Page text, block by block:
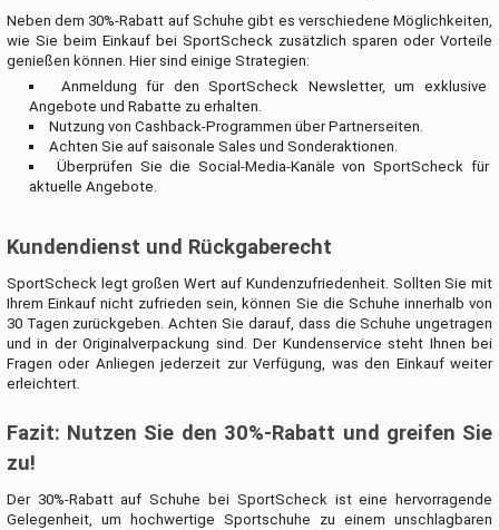
Neben dem 30%-Rabatt auf Schuhe gibt es verschiedene Möglichkeiten,
wie Sie beim Einkauf bei SportScheck zusätzlich sparen oder Vorteile
genießen können. Hier sind einige Strategien:
Anmeldung für den SportScheck Newsletter, um exklusive
Angebote und Rabatte zu erhalten.
Nutzung von Cashback-Programmen über Partnerseiten.
Achten Sie auf saisonale Sales und Sonderaktionen.
Überprüfen Sie die Social-Media-Kanäle von SportScheck für
aktuelle Angebote.
Kundendienst und Rückgaberecht
SportScheck legt großen Wert auf Kundenzufriedenheit. Sollten Sie mit
Ihrem Einkauf nicht zufrieden sein, können Sie die Schuhe innerhalb von
30 Tagen zurückgeben. Achten Sie darauf, dass die Schuhe ungetragen
und in der Originalverpackung sind. Der Kundenservice steht Ihnen bei
Fragen oder Anliegen jederzeit zur Verfügung, was den Einkauf weiter
erleichtert.
Fazit: Nutzen Sie den 30%-Rabatt und greifen Sie
zu!
Der 30%-Rabatt auf Schuhe bei SportScheck ist eine hervorragende
Gelegenheit, um hochwertige Sportschuhe zu einem unschlagbaren